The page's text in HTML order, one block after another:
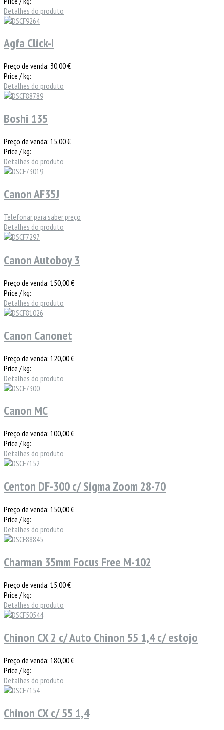
Detalhes do produto
Agfa Click-I
Preço de venda: 30,00 €
Price / kg:
Detalhes do produto
Boshi 135
Preço de venda: 15,00 €
Price / kg:
Detalhes do produto
Canon AF35J
Telefonar para saber preço
Detalhes do produto
Canon Autoboy 3
Preço de venda: 150,00 €
Price / kg:
Detalhes do produto
Canon Canonet
Preço de venda: 120,00 €
Price / kg:
Detalhes do produto
Canon MC
Preço de venda: 100,00 €
Price / kg:
Detalhes do produto
Centon DF-300 c/ Sigma Zoom 28-70
Preço de venda: 150,00 €
Price / kg:
Detalhes do produto
Charman 35mm Focus Free M-102
Preço de venda: 15,00 €
Price / kg:
Detalhes do produto
Chinon CX 2 c/ Auto Chinon 55 1,4 c/ estojo
Preço de venda: 180,00 €
Price / kg:
Detalhes do produto
Chinon CX c/ 55 1,4